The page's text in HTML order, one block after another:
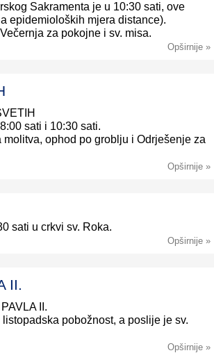
Sakramenta je u 10:30 sati, ove
epidemioloških mjera distance).
za pokojne i sv. misa.
Opširnije »
sati i 10:30 sati.
ophod po groblju i Odrješenje za
Opširnije »
sati u crkvi sv. Roka.
Opširnije »
II.
II.
pobožnost, a poslije je sv.
Opširnije »